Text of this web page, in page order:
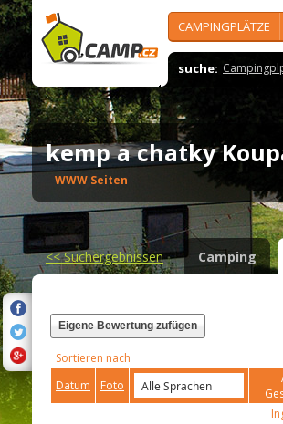
CAMPINGPLÄTZE
suche:
kemp a chatky
WWW Seiten
<<Suchergebnissen Camping
Eigene Bewertung zufügen
Sortieren nach
Datum
Foto